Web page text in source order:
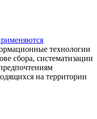
технологии
сбора, систематизации
на территории